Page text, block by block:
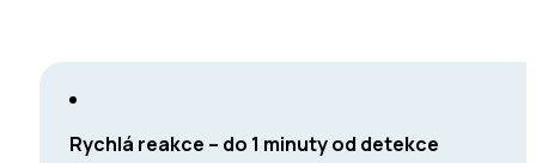
Rychlá reakce – do 1 minuty od detekce